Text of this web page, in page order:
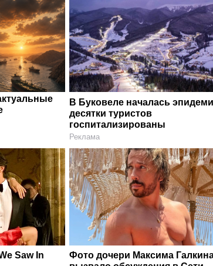
В Буковеле началась
десятки туристов
госпитализированы
Реклама
Saw In
Фото дочери Максима